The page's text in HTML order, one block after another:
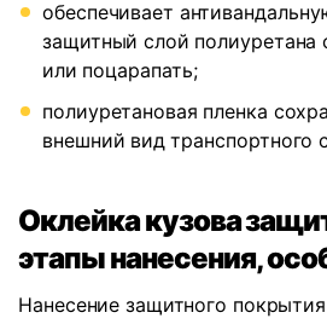
обеспечивает
защитный слой полиуретана
или поцарапать;
полиуретановая пленка
внешний вид транспортного
Оклейка кузова
этапы нанесения,
Нанесение защитного